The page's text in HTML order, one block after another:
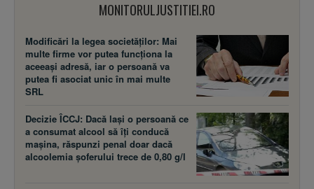
MONITORULJUSTITIEI.RO
Modificări la legea societăţilor: Mai
multe firme vor putea funcţiona la
aceeaşi adresă, iar o persoană va
putea fi asociat unic în mai multe
SRL
Decizie ÎCCJ: Dacă laşi o persoană ce
a consumat alcool să îţi conducă
maşina, răspunzi penal doar dacă
alcoolemia şoferului trece de 0,80 g/l